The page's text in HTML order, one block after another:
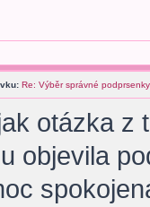
Re: Výběr správné podprsenky
otázka z
objevila